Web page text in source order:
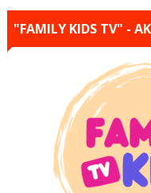
"FAMILY KIDS TV" -